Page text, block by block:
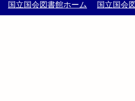
国立国会図書館ホーム 国立国会